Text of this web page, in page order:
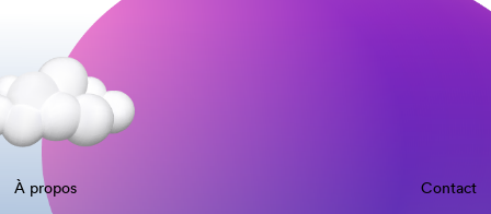
À propos
Contact